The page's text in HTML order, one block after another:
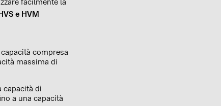
e HVM
compresa
massima di
capacità di
a una capacità